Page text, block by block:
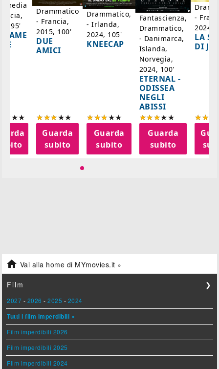
95'
Drammatico
- Francia,
2015, 100'
DUE
AMICI
Guarda
subito
Drammatico,
- Irlanda,
2024, 105'
KNEECAP
Guarda
subito
Fantascienza,
Drammatico,
- Danimarca,
Islanda,
Norvegia,
2024, 100'
ETERNAL -
ODISSEA
NEGLI
ABISSI
Guarda
subito
-
2024,
LA
DI
 Vai alla home di MYmovies.it »
Film ❯
2027 - 2026 -2025 - 2024
Tutti i film imperdibili »
Film imperdibili 2026
Film imperdibili 2025
Film imperdibili 2024